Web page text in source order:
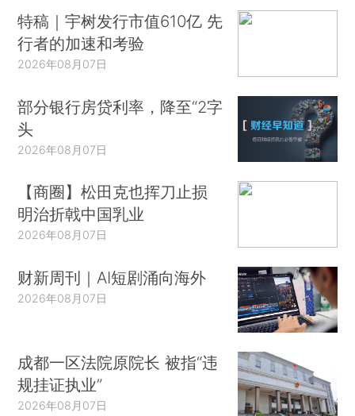
特稿｜宇树发行市值610亿 先
行者的加速和考验
2026年08月07日
部分银行房贷利率，降至“2字
头
2026年08月07日
【商圈】松田克也挥刀止损
明治折戟中国乳业
2026年08月07日
财新周刊｜AI短剧涌向海外
2026年08月07日
成都一区法院原院长 被指“违
规挂证执业”
2026年08月07日